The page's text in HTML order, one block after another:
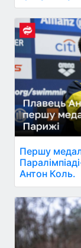
Першу
Антон Коль.